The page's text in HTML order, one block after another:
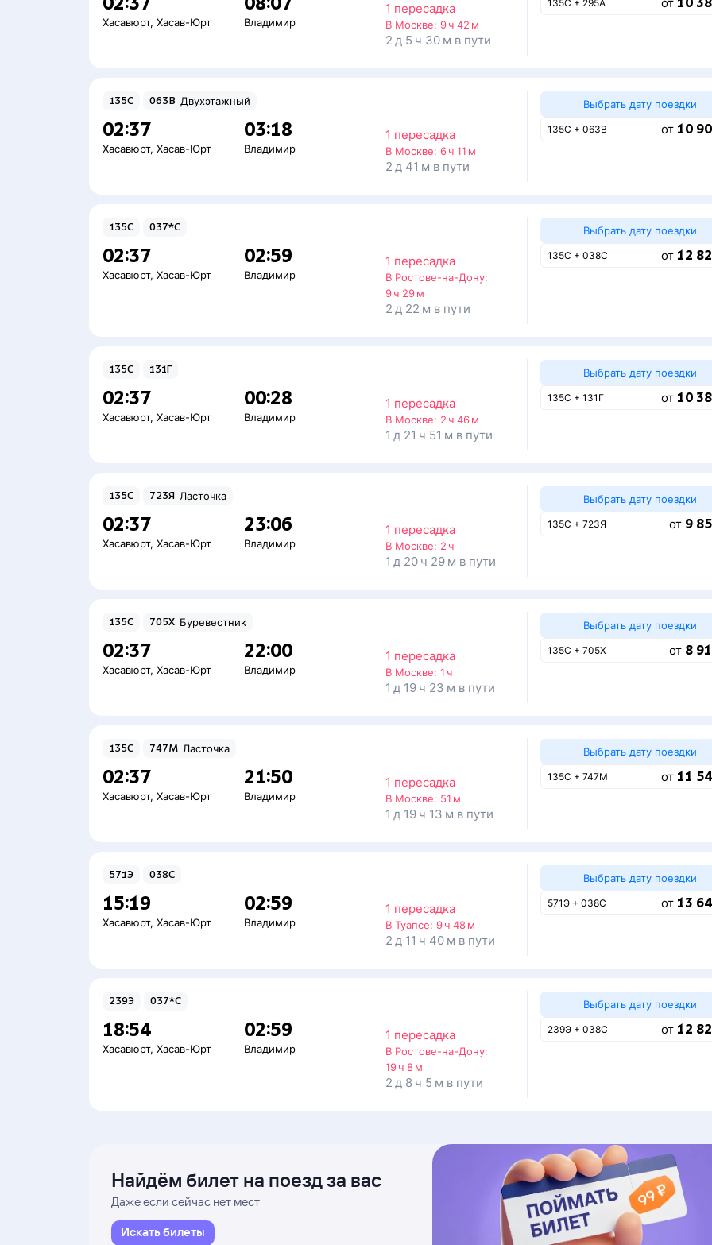
Хасавюрт, Хасав-Юрт Владимир
1 пересадка
В Москве: 9 ч 42 м
2 д 5 ч 30 м в пути
135С + 295А
135С 063В Двухэтажный
02:37
Хасавюрт, Хасав-Юрт
03:18
Владимир
1 пересадка
В Москве: 6 ч 11 м
2 д 41 м в пути
Выбрать дату поездки
135С + 063В от 10
135С 037*С
02:37
Хасавюрт, Хасав-Юрт
02:59
Владимир
1 пересадка
В Ростове-на-Дону:
9 ч 29 м
2 д 22 м в пути
Выбрать дату поездки
135С + 038С от 12
135С 131Г
02:37
Хасавюрт, Хасав-Юрт
00:28
Владимир
1 пересадка
В Москве: 2 ч 46 м
1 д 21 ч 51 м в пути
Выбрать дату поездки
135С + 131Г от 10
135С 723Я Ласточка
02:37
Хасавюрт, Хасав-Юрт
23:06
Владимир
1 пересадка
В Москве: 2 ч
1 д 20 ч 29 м в пути
Выбрать дату поездки
135С + 723Я от 9
135С 705Х Буревестник
02:37
Хасавюрт, Хасав-Юрт
22:00
Владимир
1 пересадка
В Москве: 1 ч
1 д 19 ч 23 м в пути
Выбрать дату поездки
135С + 705Х от 8
135С 747М Ласточка
02:37
Хасавюрт, Хасав-Юрт
21:50
Владимир
1 пересадка
В Москве: 51 м
1 д 19 ч 13 м в пути
Выбрать дату поездки
135С + 747М от 11
571Э 038С
15:19
Хасавюрт, Хасав-Юрт
02:59
Владимир
1 пересадка
В Туапсе: 9 ч 48 м
2 д 11 ч 40 м в пути
Выбрать дату поездки
571Э + 038С от 13
239Э 037*С
18:54
Хасавюрт, Хасав-Юрт
02:59
Владимир
1 пересадка
В Ростове-на-Дону:
19 ч 8 м
2 д 8 ч 5 м в пути
Выбрать дату поездки
239Э + 038С от 12
Найдём билет на поезд за вас
Даже если сейчас нет мест
Искать билеты